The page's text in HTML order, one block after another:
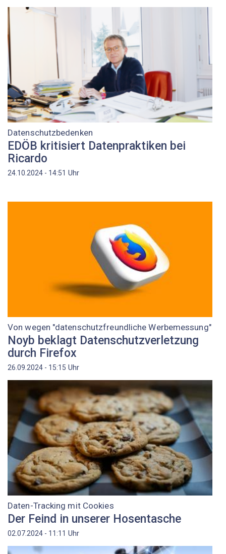
Datenschutzbedenken
EDÖB kritisiert Datenpraktiken bei
Ricardo
24.10.2024 - 14:51 Uhr
Von wegen "datenschutzfreundliche Werbemessung"
Noyb beklagt Datenschutzverletzung
durch Firefox
26.09.2024 - 15:15 Uhr
Daten-Tracking mit Cookies
Der Feind in unserer Hosentasche
02.07.2024 - 11:11 Uhr